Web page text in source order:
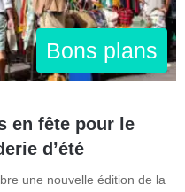
Bons plans
en fête pour le
d’été
une nouvelle édition de la